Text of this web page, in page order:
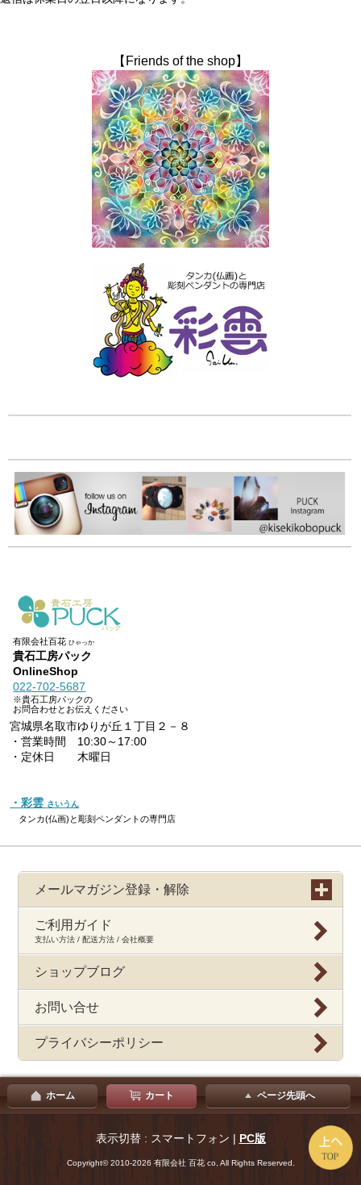
【Friends of the shop】
有限会社百花ひゃっか
貴石工房パック
OnlineShop
022-702-5687
※貴石工房パックの
お問合わせとお伝えください
宮城県名取市ゆりが丘１丁目２－８
・営業時間 10:30～17:00
・定休日 木曜日
・彩雲 さいうん
タンカ(仏画)と彫刻ペンダントの専門店
メールマガジン登録・解除
ご利用ガイド
支払い方法 / 配送方法 / 会社概要
ショップブログ
お問い合せ
プライバシーポリシー
ホーム カート ページ先頭へ
表示切替 : スマートフォン | PC版
Copyright© 2010-2026 有限会社 百花 co, All Rights Reserved.